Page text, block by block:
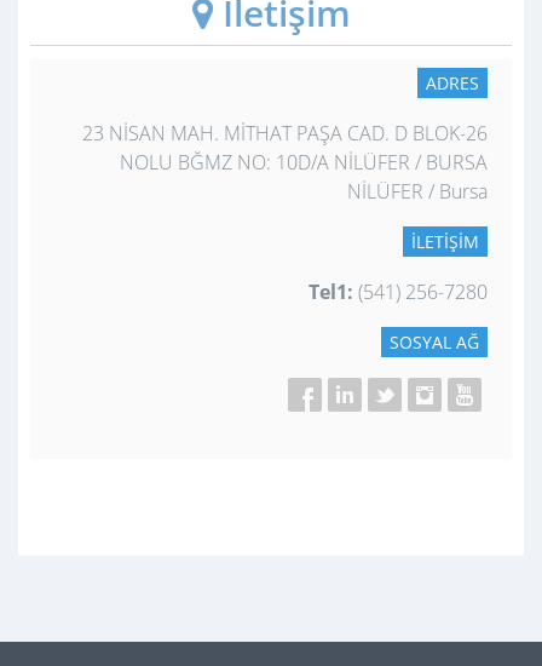
İletişim
ADRES
23 NİSAN MAH. MİTHAT PAŞA CAD. D BLOK-26
NOLU BĞMZ NO: 10D/A NİLÜFER / BURSA
NİLÜFER / Bursa
İLETIŞIM
Tel1: (541) 256-7280
SOSYAL AĞ